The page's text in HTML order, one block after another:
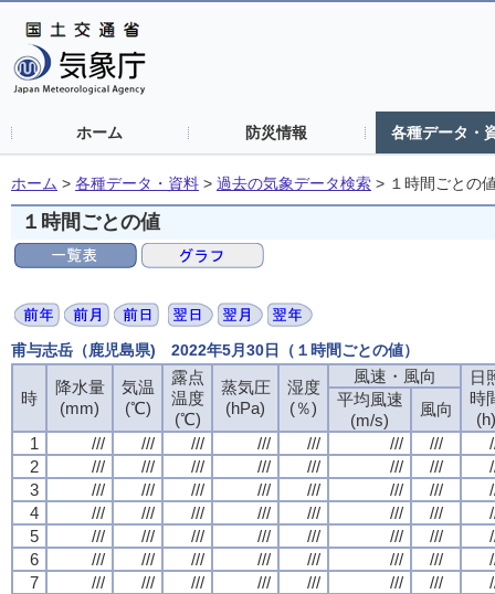
ホーム 防災情報 各種データ・
ホーム > 各種データ・資料 > 過去の気象データ検索 > １時間ごとの
１時間ごとの値
甫与志岳（鹿児島県) 2022年5月30日（１時間ごとの値）
時
降水量
(mm)
気温
(℃)
露点
温度
(℃)
蒸気圧
(hPa)
湿度
(％)
風速・風向
日
時
(h)
平均風速
(m/s)
風向
1
/// /// /// /// /// /// ///
2
/// /// /// /// /// /// ///
3
/// /// /// /// /// /// ///
4
/// /// /// /// /// /// ///
5
/// /// /// /// /// /// ///
6
/// /// /// /// /// /// ///
7
/// /// /// /// /// /// ///